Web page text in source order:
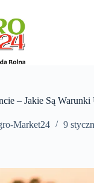
– Jakie Są Warunki
Market24
9